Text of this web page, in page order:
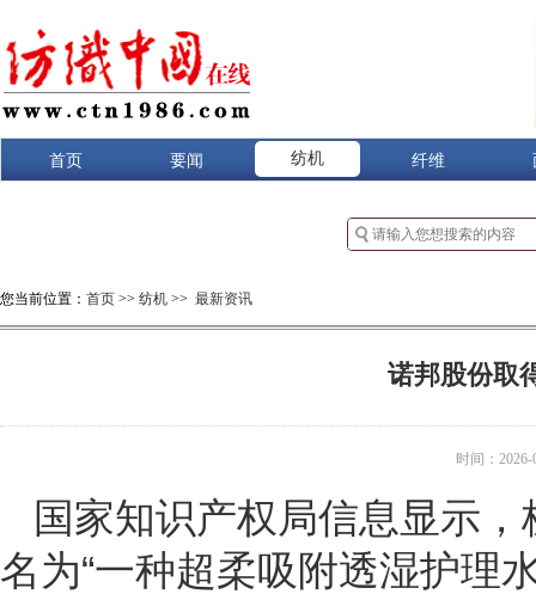
首页 要闻 纺机 纤维
您当前位置： 首页 >> 纺机 >> 最新资讯
诺邦股份取
时间：2026-
国家知识产权局信息显示
名为“一种超柔吸附透湿护理